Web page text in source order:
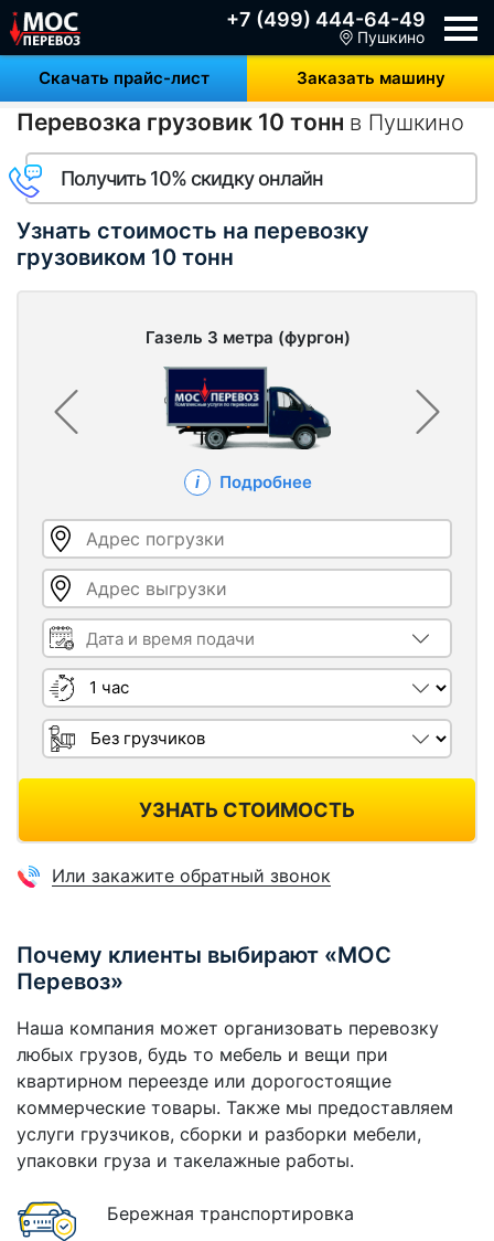
+7 (499) 444-64-49
Скачать прайс-лист Заказать машину
Пушкино
Перевозка грузовик 10 тонн в Пушкино
Получить 10% скидку онлайн
Узнать стоимость на перевозку
грузовиком 10 тонн
Газель 3 метра (фургон)
Подробнее
Адрес погрузки
Адрес выгрузки
Дата и время подачи
Длительность
Грузчики
УЗНАТЬ СТОИМОСТЬ
Или закажите обратный звонок
Почему клиенты выбирают «МОС
Перевоз»
Наша компания может организовать перевозку
любых грузов, будь то мебель и вещи при
квартирном переезде или дорогостоящие
коммерческие товары. Также мы предоставляем
услуги грузчиков, сборки и разборки мебели,
упаковки груза и такелажные работы.
Бережная транспортировка